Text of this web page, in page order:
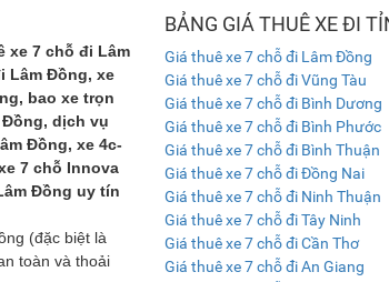
xe 7 chỗ đi Lâm
Lâm Đồng, xe
bao xe trọn
dịch vụ
Đồng, xe 4c-
7 chỗ Innova
Đồng uy tín
(đặc biệt là
toàn và thoải
BẢNG GIÁ THUÊ XE ĐI
Giá thuê xe 7 chỗ đi Lâm Đồng
Giá thuê xe 7 chỗ đi Vũng Tàu
Giá thuê xe 7 chỗ đi Bình Dương
Giá thuê xe 7 chỗ đi Bình Phước
Giá thuê xe 7 chỗ đi Bình Thuận
Giá thuê xe 7 chỗ đi Đồng Nai
Giá thuê xe 7 chỗ đi Ninh Thuận
Giá thuê xe 7 chỗ đi Tây Ninh
Giá thuê xe 7 chỗ đi Cần Thơ
Giá thuê xe 7 chỗ đi An Giang